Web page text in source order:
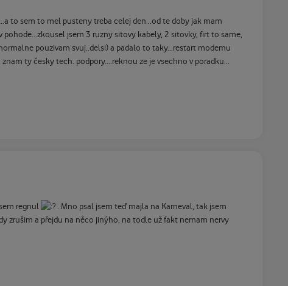
to sem to mel pusteny treba celej den...od te doby jak mam
jsem 3 ruzny sitovy kabely, 2 sitovky, firt to same,
pouzivam svuj..delsi) a padalo to taky...restart modemu
ty česky tech. podpory....reknou ze je vsechno v poradku...
regnul
. Mno psal jsem teď majla na Karneval, tak jsem
zrušim a přejdu na něco jinýho, na todle už fakt nemam nervy